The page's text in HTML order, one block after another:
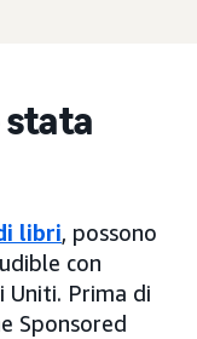
stata
libri, possono
con
Uniti. Prima di
Sponsored